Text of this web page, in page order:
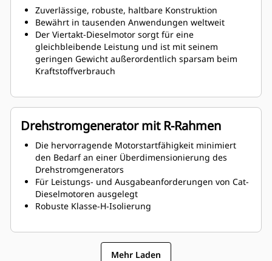
Zuverlässige, robuste, haltbare Konstruktion
Bewährt in tausenden Anwendungen weltweit
Der Viertakt-Dieselmotor sorgt für eine
gleichbleibende Leistung und ist mit seinem
geringen Gewicht außerordentlich sparsam beim
Kraftstoffverbrauch
Drehstromgenerator mit R-Rahmen
Die hervorragende Motorstartfähigkeit minimiert
den Bedarf an einer Überdimensionierung des
Drehstromgenerators
Für Leistungs- und Ausgabeanforderungen von Cat-
Dieselmotoren ausgelegt
Robuste Klasse-H-Isolierung
Mehr Laden